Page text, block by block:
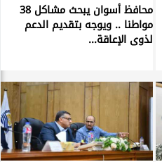
محافظ أسوان يبحث مشاكل 38
مواطنا .. ويوجه بتقديم الدعم
لذوى الإعاقة...